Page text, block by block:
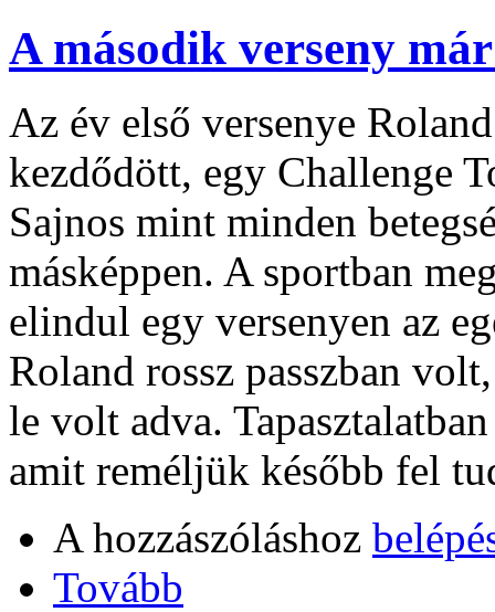
A második verseny
Az év első versenye
kezdődött, egy Challenge
Sajnos mint minden
másképpen. A sportban
elindul egy versenyen az
Roland rossz passzban
le volt adva.
amit reméljük később fel
A hozzászóláshoz
Tovább